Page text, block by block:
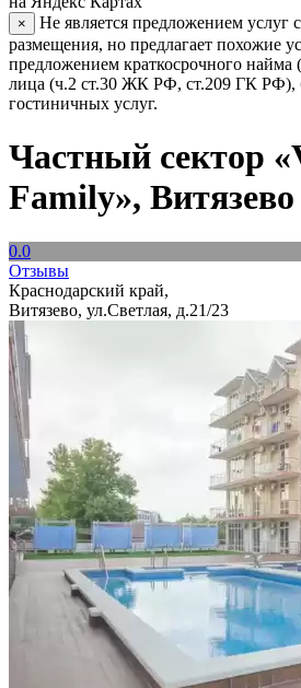
×
Не является предложением услуг
размещения, но предлагает похожие
предложением краткосрочного найма
лица (ч.2 ст.30 ЖК РФ, ст.209 ГК РФ),
гостиничных услуг.
Частный сектор
Family», Витязево
0.0
Отзывы
Краснодарский край,
Витязево, ул.Светлая, д.21/23